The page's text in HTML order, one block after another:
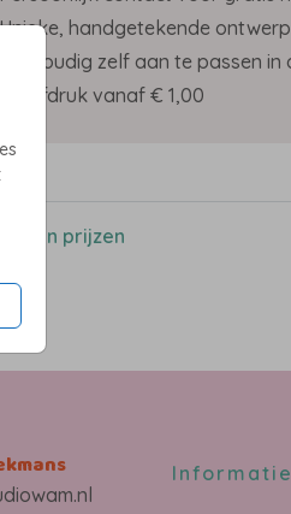
handgetekende
Eenvoudig zelf aan te passen in
Proefdruk vanaf € 1,00
en prijzen
Informatie